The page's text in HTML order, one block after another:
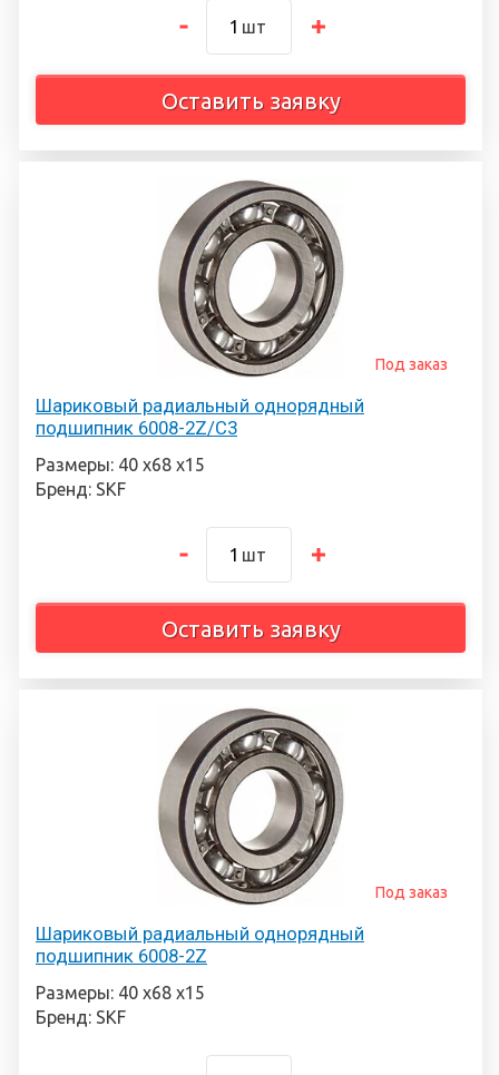
шт
Оставить заявку
Шариковый радиальный однорядный
подшипник 6008-2Z/C3
Под заказ
Размеры: 40 х68 х15
Бренд: SKF
шт
Оставить заявку
Шариковый радиальный однорядный
подшипник 6008-2Z
Под заказ
Размеры: 40 х68 х15
Бренд: SKF